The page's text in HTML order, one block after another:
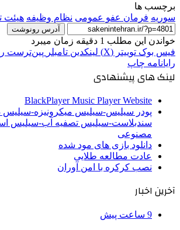
برچسب ها
سوریه فرمان عفو عمومی نظام وظیفه هیئت
آدرس رونوشت
خواندن این مطلب 1 دقیقه زمان میبرد
فیس بوک توییتر (X) لینکدین ‫تامبلر ‫پین‌ترست
رایانامه چاپ
لینک های پیشنهادی
BlackPlayer Music Player Website
پودر سیلیس-سیلیس میکرونیزه-
سندبلاست-سیلیس تصفیه آب-سیلیس
مصنوعی
دانلود بازی های مود شده
عادت مطالعه طلایی
نصب کرکره با امن آوران
آخرین اخبار
9 ساعت پیش